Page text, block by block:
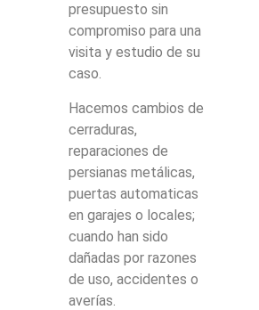
presupuesto sin
compromiso para una
visita y estudio de su
caso.
Hacemos cambios de
cerraduras,
reparaciones de
persianas metálicas,
puertas automaticas
en garajes o locales;
cuando han sido
dañadas por razones
de uso, accidentes o
averías.